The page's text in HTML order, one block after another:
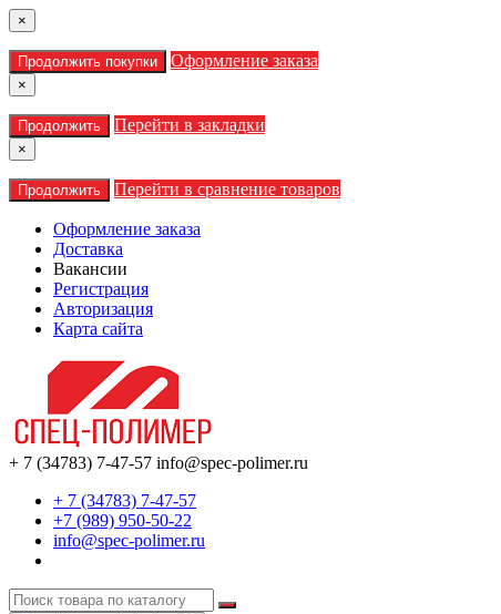
×
Продолжить покупки Оформление заказа
×
Продолжить Перейти в закладки
×
Продолжить Перейти в сравнение товаров
Оформление заказа
Доставка
Вакансии
Регистрация
Авторизация
Карта сайта
+ 7 (34783) 7-47-57 info@spec-polimer.ru
+ 7 (34783) 7-47-57
+7 (989) 950-50-22
info@spec-polimer.ru